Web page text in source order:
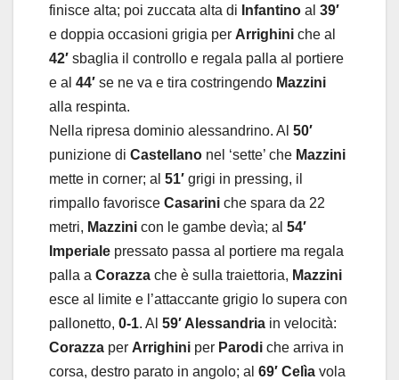
finisce alta; poi zuccata alta di Infantino al 39′
e doppia occasioni grigia per Arrighini che al
42′ sbaglia il controllo e regala palla al portiere
e al 44′ se ne va e tira costringendo Mazzini
alla respinta.
Nella ripresa dominio alessandrino. Al 50′
punizione di Castellano nel ‘sette’ che Mazzini
mette in corner; al 51′ grigi in pressing, il
rimpallo favorisce Casarini che spara da 22
metri, Mazzini con le gambe devìa; al 54′
Imperiale pressato passa al portiere ma regala
palla a Corazza che è sulla traiettoria, Mazzini
esce al limite e l’attaccante grigio lo supera con
pallonetto, 0-1. Al 59′ Alessandria in velocità:
Corazza per Arrighini per Parodi che arriva in
corsa, destro parato in angolo; al 69′ Celìa vola